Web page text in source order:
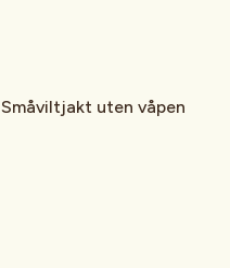
Småviltjakt uten våpen